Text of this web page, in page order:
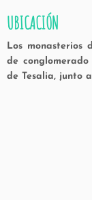
UBICACIÓN
Los monasterios
de
de Tesalia, junto